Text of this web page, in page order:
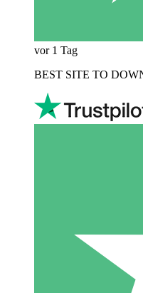
vor 1 Tag
BEST SITE TO